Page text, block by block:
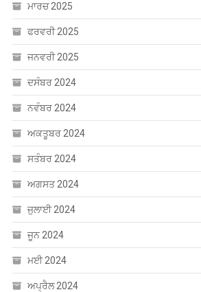
ਮਾਰਚ 2025
ਫਰਵਰੀ 2025
ਜਨਵਰੀ 2025
ਦਸੰਬਰ 2024
ਨਵੰਬਰ 2024
ਅਕਤੂਬਰ 2024
ਸਤੰਬਰ 2024
ਅਗਸਤ 2024
ਜੁਲਾਈ 2024
ਜੂਨ 2024
ਮਈ 2024
ਅਪ੍ਰੈਲ 2024